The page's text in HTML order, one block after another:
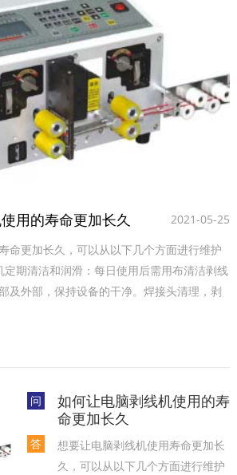
用的寿命更加长久
2021-05-25
命更加长久，可以从以下几个方面进行维护
期清洁和润滑‌：每日使用后需用布清洁剥线
及外部，保持设备的干净。焊接头清理，剥
问
如何让电脑剥线机使用的寿
命更加长久
答
想要让电脑剥线机使用寿命更加长
久，可以从以下几个方面进行维护